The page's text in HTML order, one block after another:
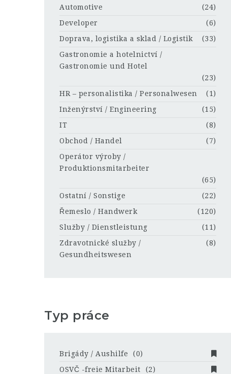
Automotive
(24)
Developer
(6)
Doprava, logistika a sklad / Logistik
(33)
Gastronomie a hotelnictví /
Gastronomie und Hotel
(23)
HR – personalistika / Personalwesen
(1)
Inženýrství / Engineering
(15)
IT
(8)
Obchod / Handel
(7)
Operátor výroby /
Produktionsmitarbeiter
(65)
Ostatní / Sonstige
(22)
Řemeslo / Handwerk
(120)
Služby / Dienstleistung
(11)
Zdravotnické služby /
Gesundheitswesen
(8)
Typ práce
Brigády / Aushilfe
(0)
OSVČ -freie Mitarbeit
(2)